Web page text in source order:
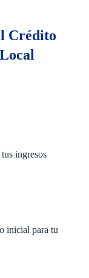
Crédito
ingresos
inicial para tu